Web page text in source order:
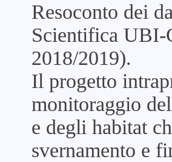
Resoconto dei
Scientifica UBI-
2018/2019).
Il progetto
monitoraggio
e degli habitat
svernamento e